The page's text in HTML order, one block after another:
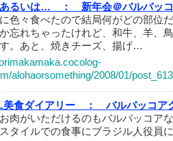
るいは… ：
新年会＠バルバッ
色々食べたので結局何がどの部位
忘れちゃったけれど、和牛、羊、
。あと、焼きチーズ、揚げ…
alohaorsomething/2008/01/
美食ダイアリー ：
バルバッコア
肉がいただけるのもバルバッコア
タイルでの食事にブラジル人役員